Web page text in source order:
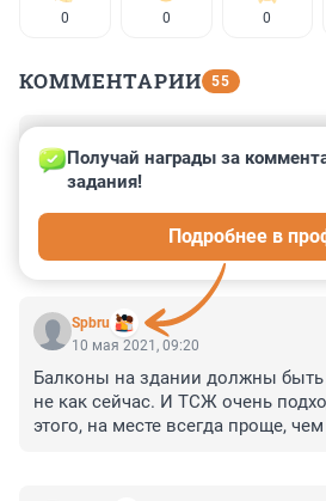
0 0 0
КОММЕНТАРИИ 55
5 апреля 2023, 06:36
Получается так: балкон часть
облик всего МКД. Согласна.
Нужно согласие всех
балконами дороже в цене при
площадь) так причём здесь
Spbru
Получай награды за
задания!
Подробнее в
10 мая 2021, 09:20
Балконы на здании должны быть
не как сейчас. И ТСЖ очень
этого, на месте всегда проще,